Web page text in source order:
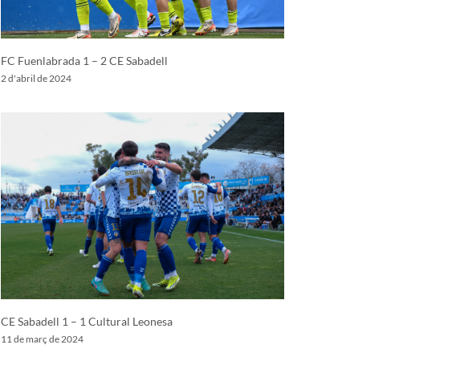
FC Fuenlabrada 1 – 2 CE Sabadell
2 d'abril de 2024
CE Sabadell 1 – 1 Cultural Leonesa
11 de març de 2024